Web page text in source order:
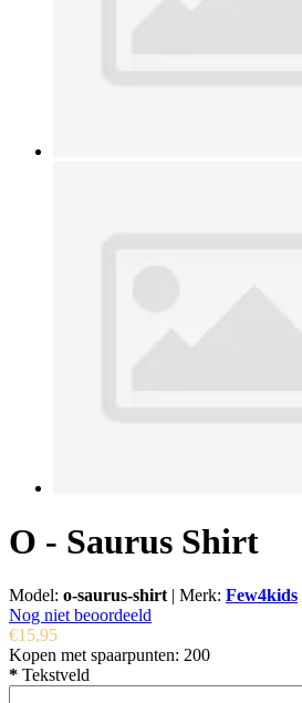
O - Saurus Shirt
Model: o-saurus-shirt | Merk: Few4kids
Nog niet beoordeeld
€15,95
Kopen met spaarpunten: 200
* Tekstveld